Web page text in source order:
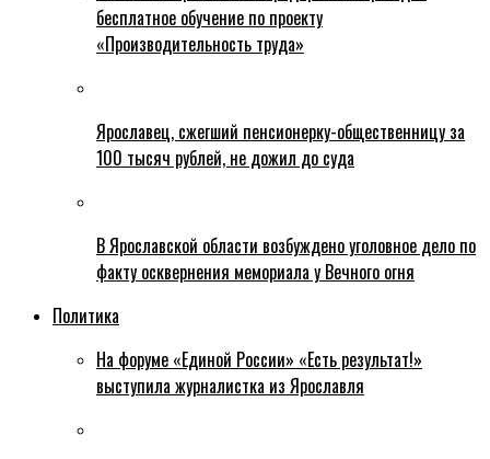
бесплатное обучение по проекту
«Производительность труда»
Ярославец, сжегший пенсионерку-общественницу за
100 тысяч рублей, не дожил до суда
В Ярославской области возбуждено уголовное дело по
факту осквернения мемориала у Вечного огня
Политика
На форуме «Единой России» «Есть результат!»
выступила журналистка из Ярославля